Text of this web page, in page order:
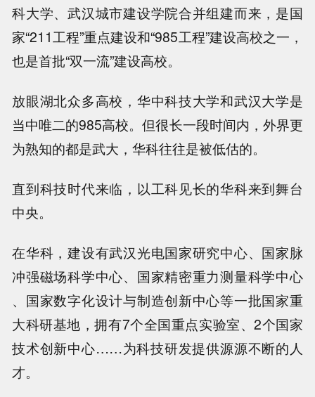
科大学、武汉城市建设学院合并组建而来，是国
家“211工程”重点建设和“985工程”建设高校之一，
也是首批“双一流”建设高校。
放眼湖北众多高校，华中科技大学和武汉大学是
当中唯二的985高校。但很长一段时间内，外界更
为熟知的都是武大，华科往往是被低估的。
直到科技时代来临，以工科见长的华科来到舞台
中央。
在华科，建设有武汉光电国家研究中心、国家脉
冲强磁场科学中心、国家精密重力测量科学中心
、国家数字化设计与制造创新中心等一批国家重
大科研基地，拥有7个全国重点实验室、2个国家
技术创新中心……为科技研发提供源源不断的人
才。